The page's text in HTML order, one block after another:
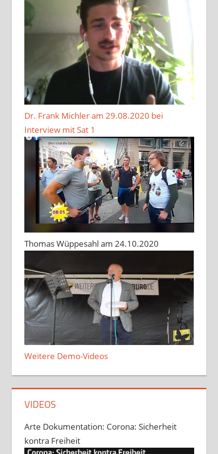
Dr. Frank Michler am 29.08.2020 bei
Interview mit Sat 1
Thomas Wüppesahl am 24.10.2020
Weitere Demo-Videos
VIDEOS
Arte Dokumentation: Corona: Sicherheit
kontra Freiheit